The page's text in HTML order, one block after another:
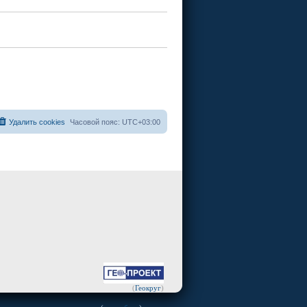
Часовой пояс: UTC+03:00
Удалить cookies
(Геокруг)